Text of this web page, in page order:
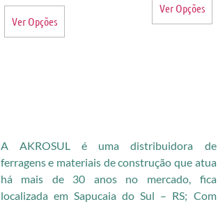
Ver Opções
Ver Opções
A AKROSUL é uma distribuidora de
ferragens e materiais de construção que atua
há mais de 30 anos no mercado, fica
localizada em Sapucaia do Sul – RS; Com